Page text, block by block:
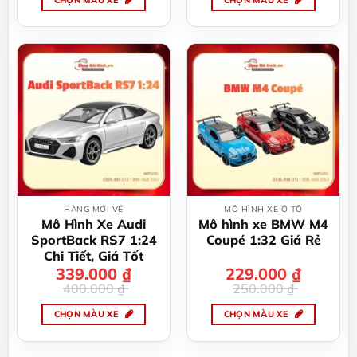
này
có
nhiều
biến
thể.
Các
tùy
chọn
có
thể
được
chọn
trên
trang
sản
phẩm
này
có
nhiều
biến
thể.
Các
tùy
có
thể
được
chọn
trang
sản
phẩm
HÀNG MỚI VỀ
Mô Hình Xe Audi
SportBack RS7 1:24
Chi Tiết, Giá Tốt
400.000₫
Giá
gốc
là:
400.000 ₫.
339.000 ₫
Giá
hiện
tại
là:
339.000 ₫.
CHỌN MÀU XE
MÔ HÌNH XE Ô TÔ
Mô hình xe BMW M4
Coupé 1:32 Giá Rẻ
250.000₫
Giá
gốc
là:
250.000 ₫.
229.000 ₫
Giá
hiện
tại
là:
229.000 ₫.
CHỌN MÀU XE